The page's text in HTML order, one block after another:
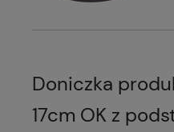
Doniczka
17cm OK z